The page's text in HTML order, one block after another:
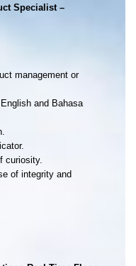
Specialist –
management or
and Bahasa
curiosity.
of integrity and